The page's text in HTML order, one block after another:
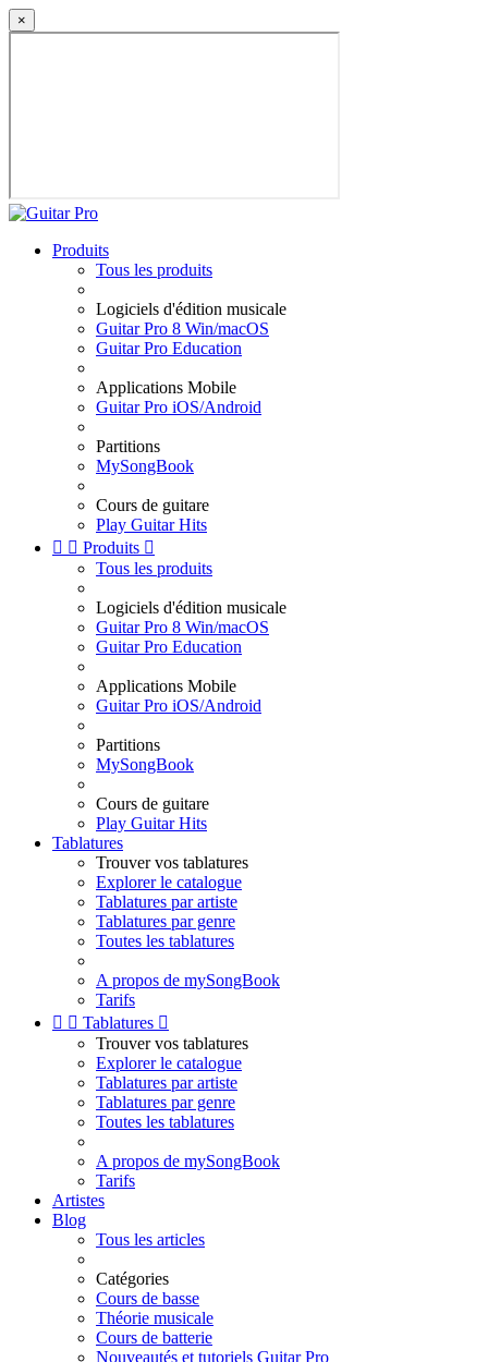
×
Produits
Tous les produits
Logiciels d'édition musicale
Guitar Pro 8 Win/macOS
Guitar Pro Education
Applications Mobile
Guitar Pro iOS/Android
Partitions
MySongBook
Cours de guitare
Play Guitar Hits
  Produits 
Tous les produits
Logiciels d'édition musicale
Guitar Pro 8 Win/macOS
Guitar Pro Education
Applications Mobile
Guitar Pro iOS/Android
Partitions
MySongBook
Cours de guitare
Play Guitar Hits
Tablatures
Trouver vos tablatures
Explorer le catalogue
Tablatures par artiste
Tablatures par genre
Toutes les tablatures
A propos de mySongBook
Tarifs
  Tablatures 
Trouver vos tablatures
Explorer le catalogue
Tablatures par artiste
Tablatures par genre
Toutes les tablatures
A propos de mySongBook
Tarifs
Artistes
Blog
Tous les articles
Catégories
Cours de basse
Théorie musicale
Cours de batterie
Nouveautés et tutoriels Guitar Pro